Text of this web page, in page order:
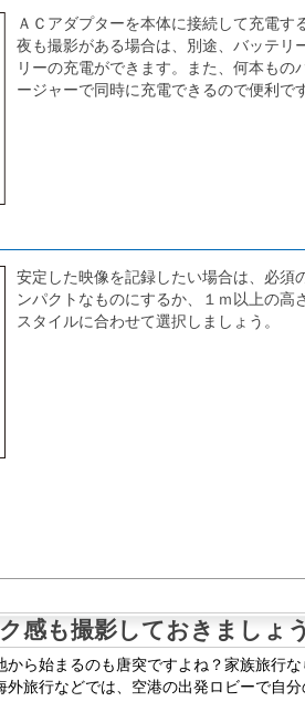
ＡＣアダプターを本体に接続して充電す
夜も撮影がある場合は、別途、バッテリ
リーの充電ができます。また、何本も
ージャーで同時に充電できるので便利です
安定した映像を記録したい場合は、必須
ンパクトなものにするか、１ｍ以上の高
スタイルに合わせて選択しましょう。
感も撮影しておきましょ
ら始まるのも唐突ですよね？家族旅行
旅行などでは、空港の出発ロビーで自